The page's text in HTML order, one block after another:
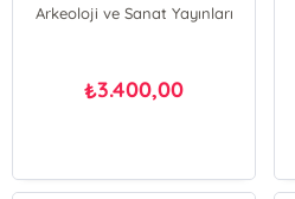
Arkeoloji ve Sanat Yayınları
₺3.400,00